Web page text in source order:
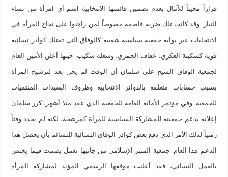
قراراً مخيباً للآمال بعدم تضمين قائمتها الانتخابية اسم أي امرأة من نساء
التيار. وقد كانت تلك ضربة قاصمة خصوصاً لمن راهنوا على نجاح المرأة في
الانتخابات عبر بوابة جمعية سياسية شعبية كالوفاق التي تمتلك كوادر نسائية
قوية كسكينة العكري، عفاف الجمري، وشعلة شكيب. حينها أعلن الأمين العام
لجمعية الوفاق الشيخ علي سلمان أن الوقت لم يحن بعد لترشيح المرأة
بسبب حسابات متعلقة بالدوائر الانتخابية وظروف السيدات المنتميات
للجمعية. وفي مؤتمر الأمانة العامة للجمعية الذي عقد منذ أشهر، كرر سلمان
إعلانه بدعم جمعيته للمشاركة السياسية للمرأة كمرشحة، لكنه لم يحدد وقتاً
زمنياً لذلك الأمر الذي دفع بعض كوادر الوفاق النسائية للتشائم بأن يحصل هذا
الدعم هذا العام. جمعية المنبر الإسلامي من جانبها تعمل بصمت فيما يختص
بالعمل النسائي، فقد أعلنت موقفها الرسمي المؤيد لمشاركة المرأة